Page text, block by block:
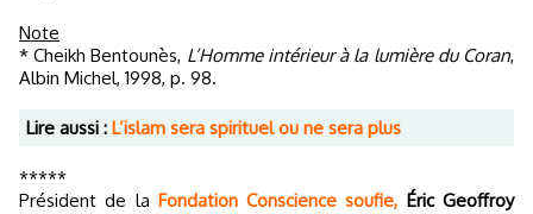
Note
* Cheikh Bentounès, L’Homme intérieur à la lumière du Coran,
Albin Michel, 1998, p. 98.
Lire aussi : L’islam sera spirituel ou ne sera plus
*****
Président de la Fondation Conscience soufie, Éric Geoffroy